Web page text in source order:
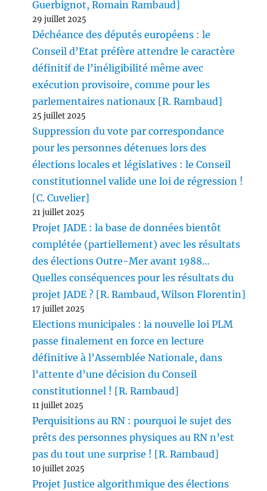
Guerbignot, Romain Rambaud]
29 juillet 2025
Déchéance des députés européens : le
Conseil d’Etat préfère attendre le caractère
définitif de l’inéligibilité même avec
exécution provisoire, comme pour les
parlementaires nationaux [R. Rambaud]
25 juillet 2025
Suppression du vote par correspondance
pour les personnes détenues lors des
élections locales et législatives : le Conseil
constitutionnel valide une loi de régression !
[C. Cuvelier]
21 juillet 2025
Projet JADE : la base de données bientôt
complétée (partiellement) avec les résultats
des élections Outre-Mer avant 1988…
Quelles conséquences pour les résultats du
projet JADE ? [R. Rambaud, Wilson Florentin]
17 juillet 2025
Elections municipales : la nouvelle loi PLM
passe finalement en force en lecture
définitive à l’Assemblée Nationale, dans
l’attente d’une décision du Conseil
constitutionnel ! [R. Rambaud]
11 juillet 2025
Perquisitions au RN : pourquoi le sujet des
prêts des personnes physiques au RN n’est
pas du tout une surprise ! [R. Rambaud]
10 juillet 2025
Projet Justice algorithmique des élections